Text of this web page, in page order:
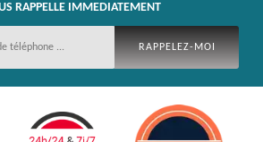
RAPPELLE IMMEDIATEMENT